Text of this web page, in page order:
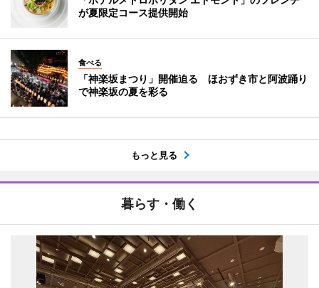
が夏限定コース提供開始
食べる
「神楽坂まつり」開催迫る ほおずき市と阿波踊り
で神楽坂の夏を彩る
もっと見る
暮らす・働く